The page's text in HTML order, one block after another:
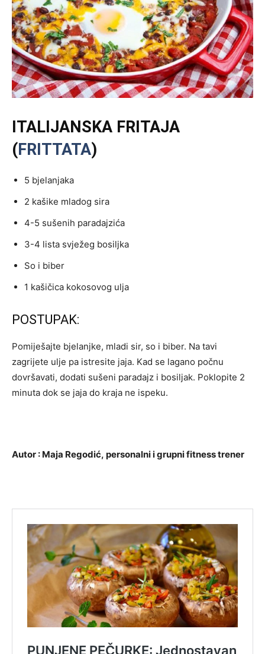
ITALIJANSKA FRITAJA
(FRITTATA)
5 bjelanjaka
2 kašike mladog sira
4-5 sušenih paradajzića
3-4 lista svježeg bosiljka
So i biber
1 kašičica kokosovog ulja
POSTUPAK:
Pomiješajte bjelanjke, mladi sir, so i biber. Na tavi
zagrijete ulje pa istresite jaja. Kad se lagano počnu
dovršavati, dodati sušeni paradajz i bosiljak. Poklopite 2
minuta dok se jaja do kraja ne ispeku.
Autor : Maja Regodić, personalni i grupni fitness trener